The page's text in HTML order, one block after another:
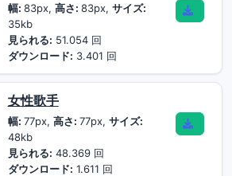
幅: 83px, 高さ: 83px, サイズ:
35kb
見られる: 51.054 回
ダウンロード: 3.401 回
女性歌手
幅: 77px, 高さ: 77px, サイズ:
48kb
見られる: 48.369 回
ダウンロード: 1.611 回